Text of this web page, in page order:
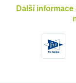
Další